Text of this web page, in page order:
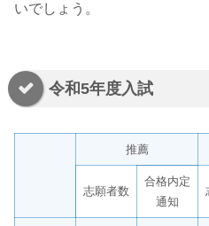
いでしょう。
令和5年度入試
推薦
志願者数
合格内定
通知